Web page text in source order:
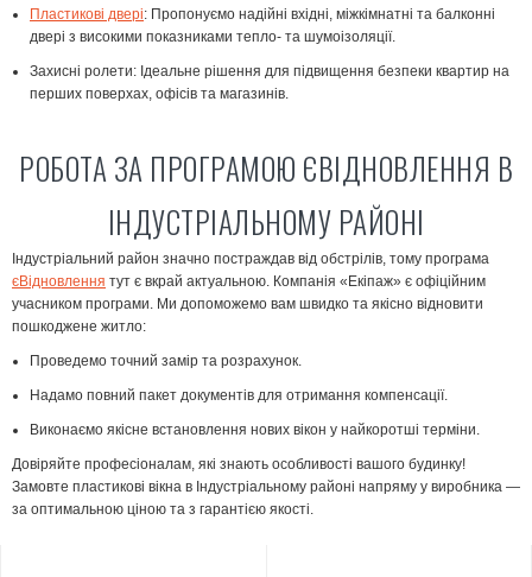
Пластикові двері: Пропонуємо надійні вхідні, міжкімнатні та балконні
двері з високими показниками тепло- та шумоізоляції.
Захисні ролети: Ідеальне рішення для підвищення безпеки квартир на
перших поверхах, офісів та магазинів.
РОБОТА ЗА ПРОГРАМОЮ ЄВІДНОВЛЕННЯ В
ІНДУСТРІАЛЬНОМУ РАЙОНІ
Індустріальний район значно постраждав від обстрілів, тому програма
єВідновлення тут є вкрай актуальною. Компанія «Екіпаж» є офіційним
учасником програми. Ми допоможемо вам швидко та якісно відновити
пошкоджене житло:
Проведемо точний замір та розрахунок.
Надамо повний пакет документів для отримання компенсації.
Виконаємо якісне встановлення нових вікон у найкоротші терміни.
Довіряйте професіоналам, які знають особливості вашого будинку!
Замовте пластикові вікна в Індустріальному районі напряму у виробника —
за оптимальною ціною та з гарантією якості.